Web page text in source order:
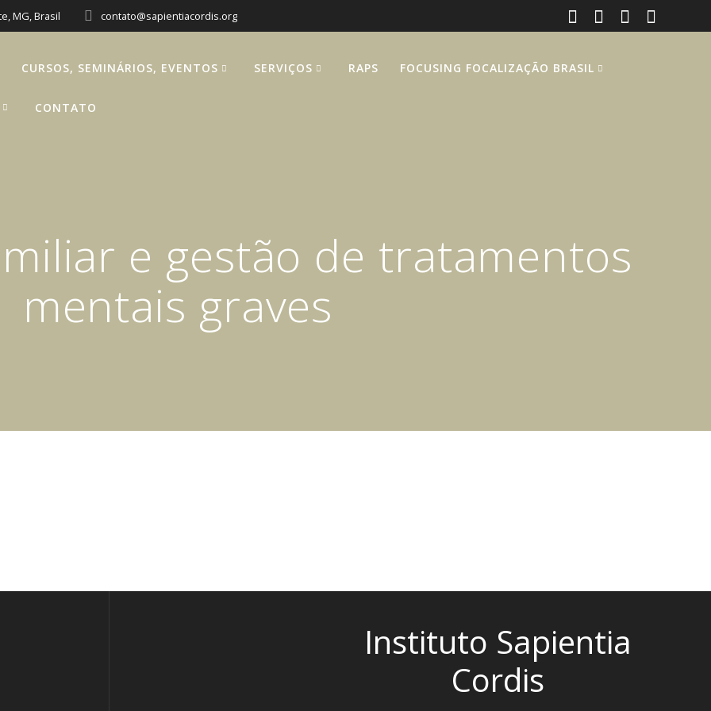
MG, Brasil contato@sapientiacordis.org
CURSOS, SEMINÁRIOS, EVENTOS SERVIÇOS RAPS FOCUSING FOCALIZAÇÃO BRASIL
CONTATO
e gestão de tratamentos
mentais graves
Instituto Sapientia
Cordis